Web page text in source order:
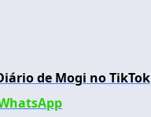
de Mogi no TikTok